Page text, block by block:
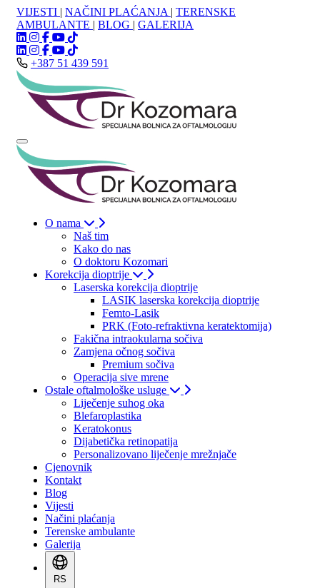
VIJESTI | NAČINI PLAĆANJA | TERENSKE
AMBULANTE | BLOG | GALERIJA
+387 51 439 591
O nama
Naš tim
Kako do nas
O doktoru Kozomari
Korekcija dioptrije
Laserska korekcija dioptrije
LASIK laserska korekcija dioptrije
Femto-Lasik
PRK (Foto-refraktivna keratektomija)
Fakična intraokularna sočiva
Zamjena očnog sočiva
Premium sočiva
Operacija sive mrene
Ostale oftalmološke usluge
Liječenje suhog oka
Blefaroplastika
Keratokonus
Dijabetička retinopatija
Personalizovano liječenje mrežnjače
Cjenovnik
Kontakt
Blog
Vijesti
Načini plaćanja
Terenske ambulante
Galerija
RS